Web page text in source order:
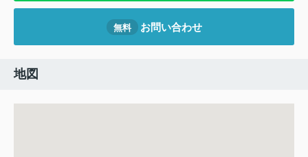
無料 お問い合わせ
地図